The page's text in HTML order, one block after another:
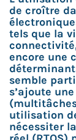
de croître
tels que la
encore une
semble
s’ajoute
utilisation
nécessiter